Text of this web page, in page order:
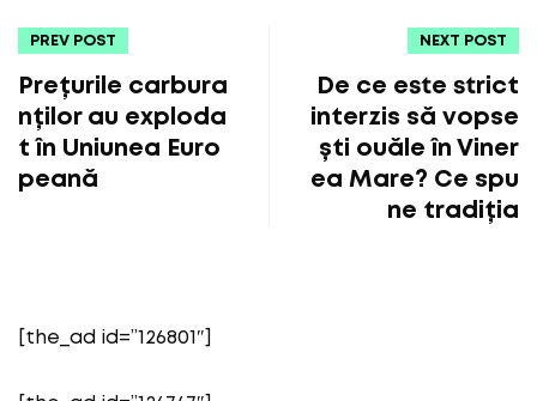
PREV POST
Prețurile carbura
nților au exploda
t în Uniunea Euro
peană
NEXT POST
De ce este strict
interzis să vopse
ști ouăle în Viner
ea Mare? Ce spu
ne tradiția
[the_ad id=”126801″]